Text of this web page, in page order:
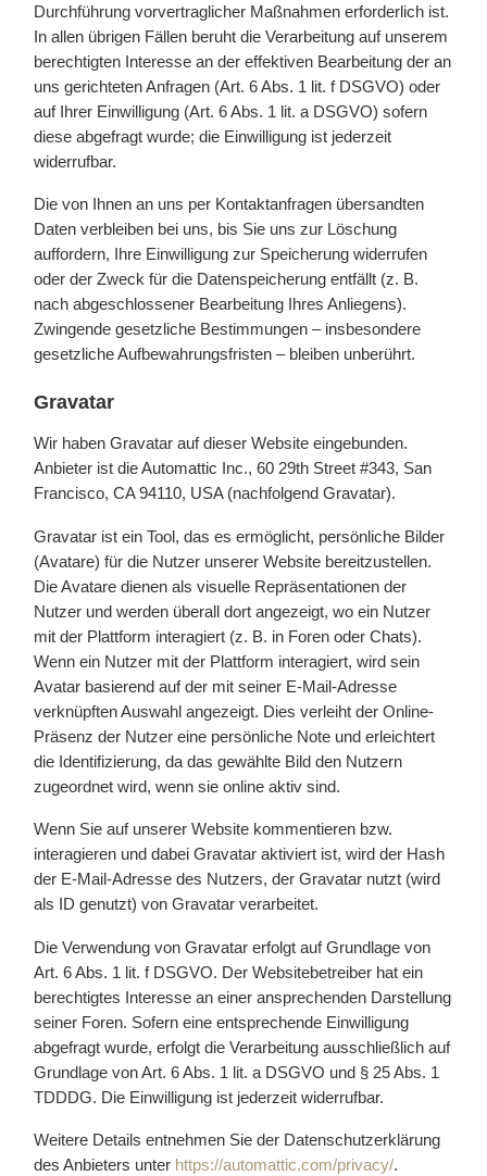
Durchführung vorvertraglicher Maßnahmen erforderlich ist.
In allen übrigen Fällen beruht die Verarbeitung auf unserem
berechtigten Interesse an der effektiven Bearbeitung der an
uns gerichteten Anfragen (Art. 6 Abs. 1 lit. f DSGVO) oder
auf Ihrer Einwilligung (Art. 6 Abs. 1 lit. a DSGVO) sofern
diese abgefragt wurde; die Einwilligung ist jederzeit
widerrufbar.
Die von Ihnen an uns per Kontaktanfragen übersandten
Daten verbleiben bei uns, bis Sie uns zur Löschung
auffordern, Ihre Einwilligung zur Speicherung widerrufen
oder der Zweck für die Datenspeicherung entfällt (z. B.
nach abgeschlossener Bearbeitung Ihres Anliegens).
Zwingende gesetzliche Bestimmungen – insbesondere
gesetzliche Aufbewahrungsfristen – bleiben unberührt.
Gravatar
Wir haben Gravatar auf dieser Website eingebunden.
Anbieter ist die Automattic Inc., 60 29th Street #343, San
Francisco, CA 94110, USA (nachfolgend Gravatar).
Gravatar ist ein Tool, das es ermöglicht, persönliche Bilder
(Avatare) für die Nutzer unserer Website bereitzustellen.
Die Avatare dienen als visuelle Repräsentationen der
Nutzer und werden überall dort angezeigt, wo ein Nutzer
mit der Plattform interagiert (z. B. in Foren oder Chats).
Wenn ein Nutzer mit der Plattform interagiert, wird sein
Avatar basierend auf der mit seiner E-Mail-Adresse
verknüpften Auswahl angezeigt. Dies verleiht der Online-
Präsenz der Nutzer eine persönliche Note und erleichtert
die Identifizierung, da das gewählte Bild den Nutzern
zugeordnet wird, wenn sie online aktiv sind.
Wenn Sie auf unserer Website kommentieren bzw.
interagieren und dabei Gravatar aktiviert ist, wird der Hash
der E-Mail-Adresse des Nutzers, der Gravatar nutzt (wird
als ID genutzt) von Gravatar verarbeitet.
Die Verwendung von Gravatar erfolgt auf Grundlage von
Art. 6 Abs. 1 lit. f DSGVO. Der Websitebetreiber hat ein
berechtigtes Interesse an einer ansprechenden Darstellung
seiner Foren. Sofern eine entsprechende Einwilligung
abgefragt wurde, erfolgt die Verarbeitung ausschließlich auf
Grundlage von Art. 6 Abs. 1 lit. a DSGVO und § 25 Abs. 1
TDDDG. Die Einwilligung ist jederzeit widerrufbar.
Weitere Details entnehmen Sie der Datenschutzerklärung
des Anbieters unter https://automattic.com/privacy/.